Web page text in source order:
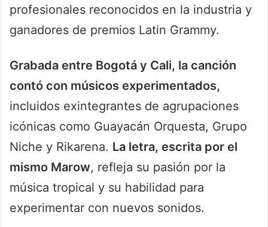
profesionales reconocidos en la industria y
ganadores de premios Latin Grammy.
Grabada entre Bogotá y Cali, la canción
contó con músicos experimentados,
incluidos exintegrantes de agrupaciones
icónicas como Guayacán Orquesta, Grupo
Niche y Rikarena. La letra, escrita por el
mismo Marow, refleja su pasión por la
música tropical y su habilidad para
experimentar con nuevos sonidos.